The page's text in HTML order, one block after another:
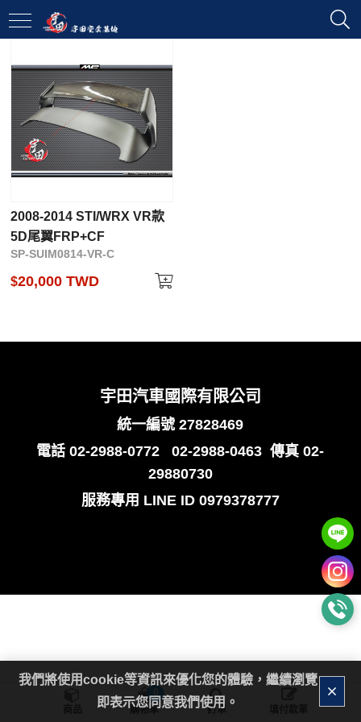
2008-2014 STI/WRX VR款
5D尾翼FRP+CF
SP-SUIM0814-VR-C
$20,000 TWD
宇田汽車國際有限公司
統一編號 27828469
電話02-2988-0772 02-2988-0463 傳真 02-
29880730
服務專用 LINE ID 0979378777
購物車
訂單
我們將使用cookie等資訊來優化您的體驗，繼續瀏覽
即表示您同意我們使用。